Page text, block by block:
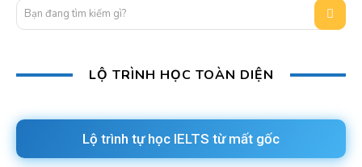
Bạn đang tìm kiếm gì?
LỘ TRÌNH HỌC TOÀN DIỆN
Lộ trình tự học IELTS từ mất gốc